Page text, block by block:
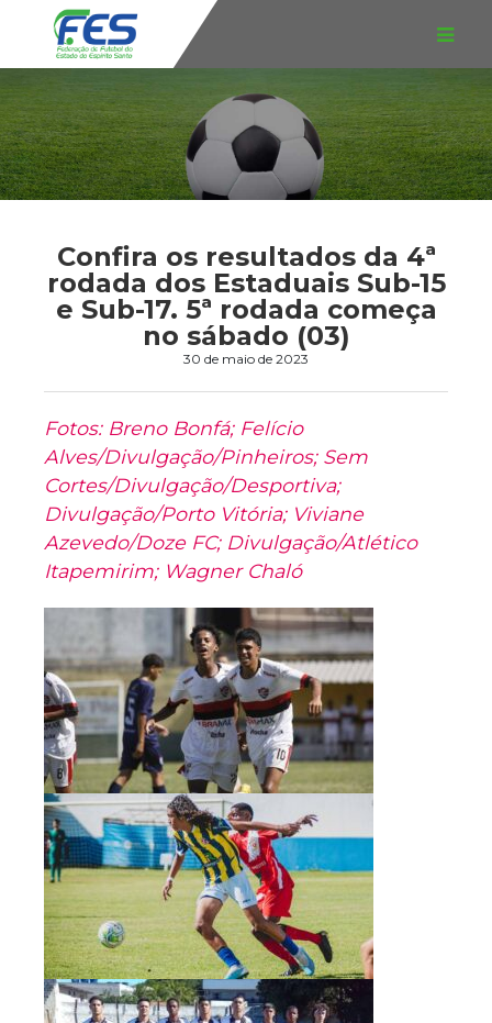
Confira os resultados da 4ª
rodada dos Estaduais Sub-15
e Sub-17. 5ª rodada começa
no sábado (03)
30 de maio de 2023
Fotos: Breno Bonfá; Felício
Alves/Divulgação/Pinheiros; Sem
Cortes/Divulgação/Desportiva;
Divulgação/Porto Vitória; Viviane
Azevedo/Doze FC; Divulgação/Atlético
Itapemirim; Wagner Chaló